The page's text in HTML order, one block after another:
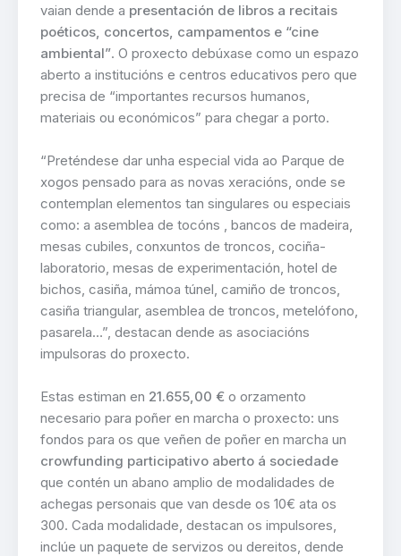
vaian dende a presentación de libros a recitais
poéticos, concertos, campamentos e “cine
ambiental”. O proxecto debúxase como un espazo
aberto a institucións e centros educativos pero que
precisa de “importantes recursos humanos,
materiais ou económicos” para chegar a porto.
“Preténdese dar unha especial vida ao Parque de
xogos pensado para as novas xeracións, onde se
contemplan elementos tan singulares ou especiais
como: a asemblea de tocóns , bancos de madeira,
mesas cubiles, conxuntos de troncos, cociña-
laboratorio, mesas de experimentación, hotel de
bichos, casiña, mámoa túnel, camiño de troncos,
casiña triangular, asemblea de troncos, metelófono,
pasarela…”, destacan dende as asociacións
impulsoras do proxecto.
Estas estiman en 21.655,00 € o orzamento
necesario para poñer en marcha o proxecto: uns
fondos para os que veñen de poñer en marcha un
crowfunding participativo aberto á sociedade
que contén un abano amplio de modalidades de
achegas personais que van desde os 10€ ata os
300. Cada modalidade, destacan os impulsores,
inclúe un paquete de servizos ou dereitos, dende